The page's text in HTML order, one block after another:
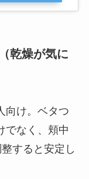
乾燥が気に
向け。ベタつ
でなく、頬中
すると安定し